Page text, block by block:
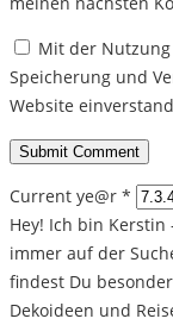
Mit der
Speicherung und
Website
Current ye@r *
Hey! Ich bin
immer auf der
findest Du
Dekoideen und